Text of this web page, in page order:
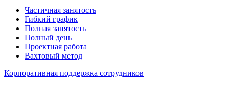
Частичная занятость
Гибкий график
Полная занятость
Полный день
Проектная работа
Вахтовый метод
Корпоративная поддержка сотрудников